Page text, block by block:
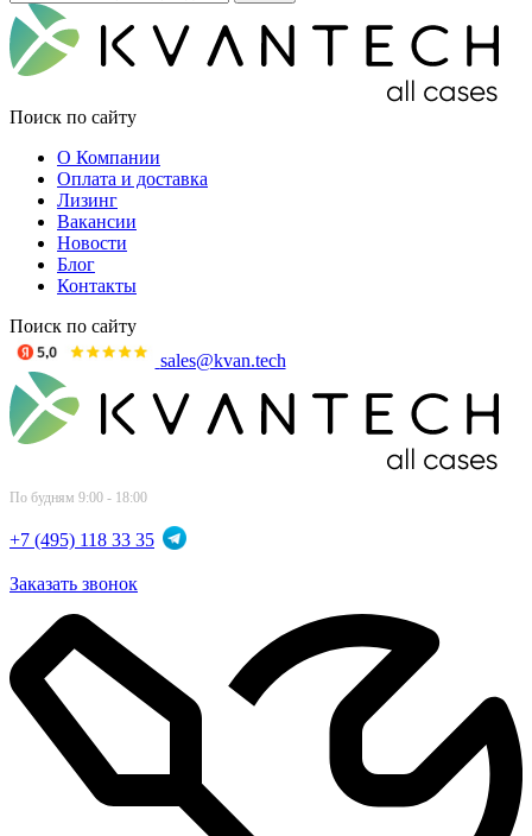
Поиск по сайту
О Компании
Оплата и доставка
Лизинг
Вакансии
Новости
Блог
Контакты
Поиск по сайту
sales@kvan.tech
По будням 9:00 - 18:00
+7 (495) 118 33 35
Заказать звонок